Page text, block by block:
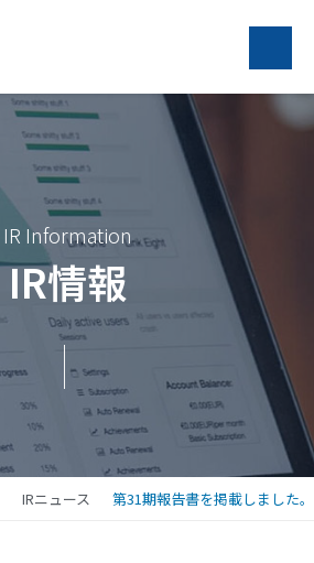
IR Information
IR情報
IRニュース 第31期報告書を掲載しました。